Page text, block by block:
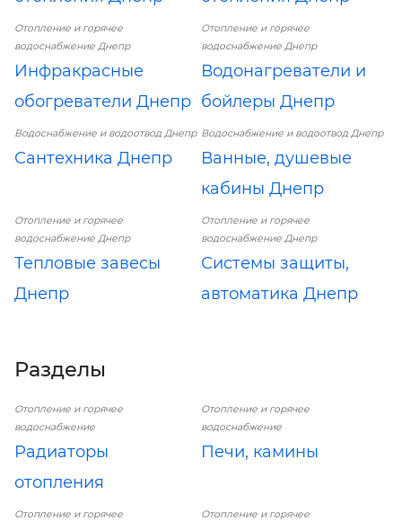
Отопление и горячее
водоснабжение Днепр
Инфракрасные
обогреватели Днепр
Отопление и горячее
водоснабжение Днепр
Водонагреватели и
бойлеры Днепр
Водоснабжение и водоотвод Днепр
Сантехника Днепр
Водоснабжение и водоотвод Днепр
Ванные, душевые
кабины Днепр
Отопление и горячее
водоснабжение Днепр
Тепловые завесы
Днепр
Отопление и горячее
водоснабжение Днепр
Системы защиты,
автоматика Днепр
Разделы
Отопление и горячее
водоснабжение
Радиаторы
отопления
Отопление и горячее
водоснабжение
Печи, камины
Отопление и горячее
Отопление и горячее